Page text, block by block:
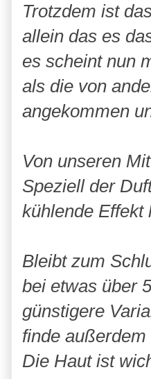
Trotzdem ist
allein das es
es scheint nun
als die von
angekommen
Von unseren
Speziell der
kühlende Effekt
Bleibt zum
bei etwas über
günstigere
finde
Die Haut ist